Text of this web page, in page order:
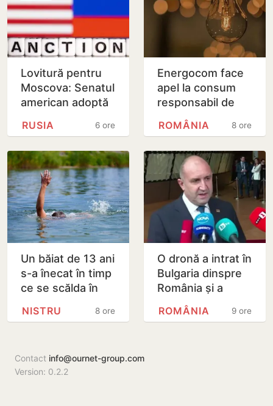
Lovitură pentru
Moscova: Senatul
american adoptă
împotriva Rusiei6 ore
RUSIA
Energocom face
apel la consum
responsabil de
energie în orele
de vârfe vârf
8 ore
ROMÂNIA
Un băiat de 13 ani
s-a înecat în timp
ce se scălda în
neautorizată din8 ore
NISTRU
O dronă a intrat în
Bulgaria dinspre
România și a
explodat în
apropierea unui9 ore
ROMÂNIA
Contact info@ournet-group.com
Version: 0.2.2